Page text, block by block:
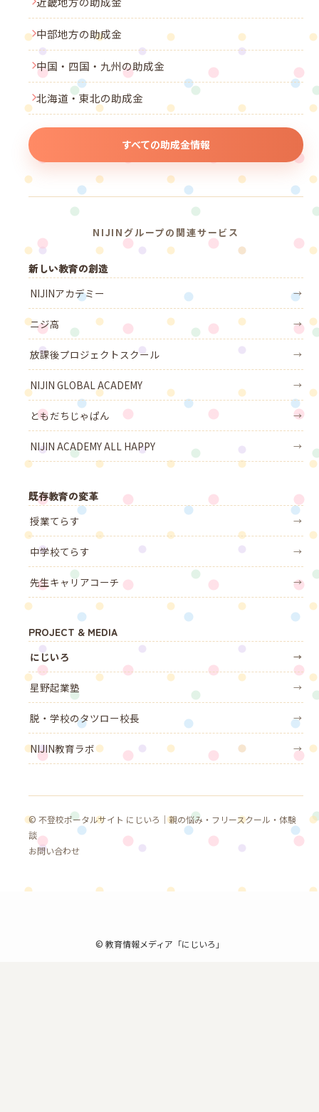
中部地方の助成金
中国・四国・九州の助成金
北海道・東北の助成金
すべての助成金情報
NIJINグループの関連サービス
新しい教育の創造
NIJINアカデミー
→
ニジ高 →
放課後プロジェクトスクール →
NIJIN GLOBAL ACADEMY →
ともだちじゃぱん →
NIJIN ACADEMY ALL HAPPY →
既存教育の変革
授業てらす
→
中学校てらす →
先生キャリアコーチ →
PROJECT & MEDIA
にじいろ
→
星野起業塾 →
脱・学校のタツロー校長 →
NIJIN教育ラボ →
© 不登校ポータルサイト にじいろ｜親の悩み・フリースクール・体験
談
お問い合わせ
© 教育情報メディア「にじいろ」